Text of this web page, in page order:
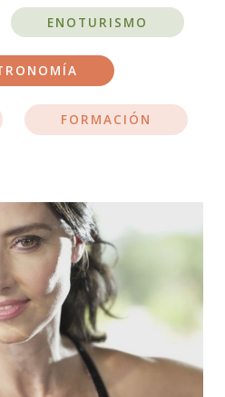
ENOTURISMO
FORMACIÓN